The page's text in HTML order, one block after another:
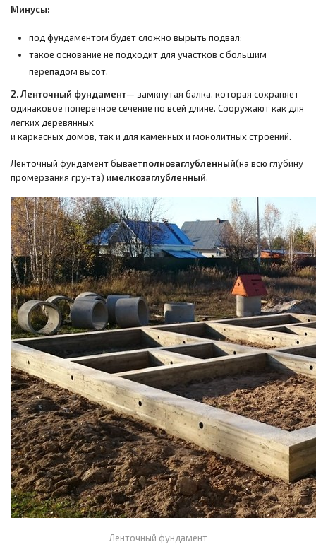
Минусы:
под фундаментом будет сложно вырыть подвал;
такое основание не подходит для участков с большим
перепадом высот.
2. Ленточный фундамент— замкнутая балка, которая сохраняет
одинаковое поперечное сечение по всей длине. Сооружают как для
легких деревянных
и каркасных домов, так и для каменных и монолитных строений.
Ленточный фундамент бываетполнозаглубленный(на всю глубину
промерзания грунта) имелкозаглубленный.
Ленточный фундамент